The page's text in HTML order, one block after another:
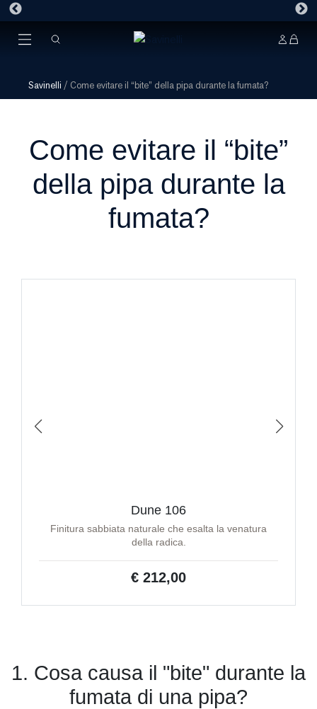
Savinelli / Come evitare il “bite” della pipa durante la fumata?
Come evitare il “bite”
della pipa durante la
fumata?
Dune 106
Finitura sabbiata naturale che esalta la venatura
della radica.
€ 212,00
1. Cosa causa il "bite" durante la
fumata di una pipa?